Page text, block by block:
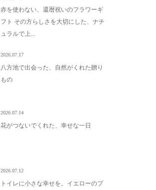
赤を使わない、還暦祝いのフラワーギ
フト その方らしさを大切にした、ナチ
ュラルで上...
2026.07.17
八方池で出会った、自然がくれた贈り
もの
2026.07.14
花がつないでくれた、幸せな一日
2026.07.12
トイレに小さな幸せを。イエローのプ